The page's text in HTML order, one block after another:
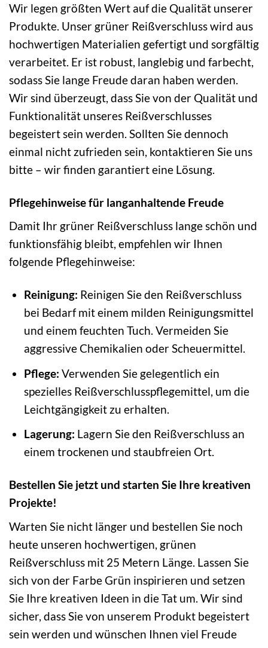
Wir legen größten Wert auf die Qualität unserer
Produkte. Unser grüner Reißverschluss wird aus
hochwertigen Materialien gefertigt und sorgfältig
verarbeitet. Er ist robust, langlebig und farbecht,
sodass Sie lange Freude daran haben werden.
Wir sind überzeugt, dass Sie von der Qualität und
Funktionalität unseres Reißverschlusses
begeistert sein werden. Sollten Sie dennoch
einmal nicht zufrieden sein, kontaktieren Sie uns
bitte – wir finden garantiert eine Lösung.
Pflegehinweise für langanhaltende Freude
Damit Ihr grüner Reißverschluss lange schön und
funktionsfähig bleibt, empfehlen wir Ihnen
folgende Pflegehinweise:
Reinigung: Reinigen Sie den Reißverschluss
bei Bedarf mit einem milden Reinigungsmittel
und einem feuchten Tuch. Vermeiden Sie
aggressive Chemikalien oder Scheuermittel.
Pflege: Verwenden Sie gelegentlich ein
spezielles Reißverschlusspflegemittel, um die
Leichtgängigkeit zu erhalten.
Lagerung: Lagern Sie den Reißverschluss an
einem trockenen und staubfreien Ort.
Bestellen Sie jetzt und starten Sie Ihre kreativen
Projekte!
Warten Sie nicht länger und bestellen Sie noch
heute unseren hochwertigen, grünen
Reißverschluss mit 25 Metern Länge. Lassen Sie
sich von der Farbe Grün inspirieren und setzen
Sie Ihre kreativen Ideen in die Tat um. Wir sind
sicher, dass Sie von unserem Produkt begeistert
sein werden und wünschen Ihnen viel Freude